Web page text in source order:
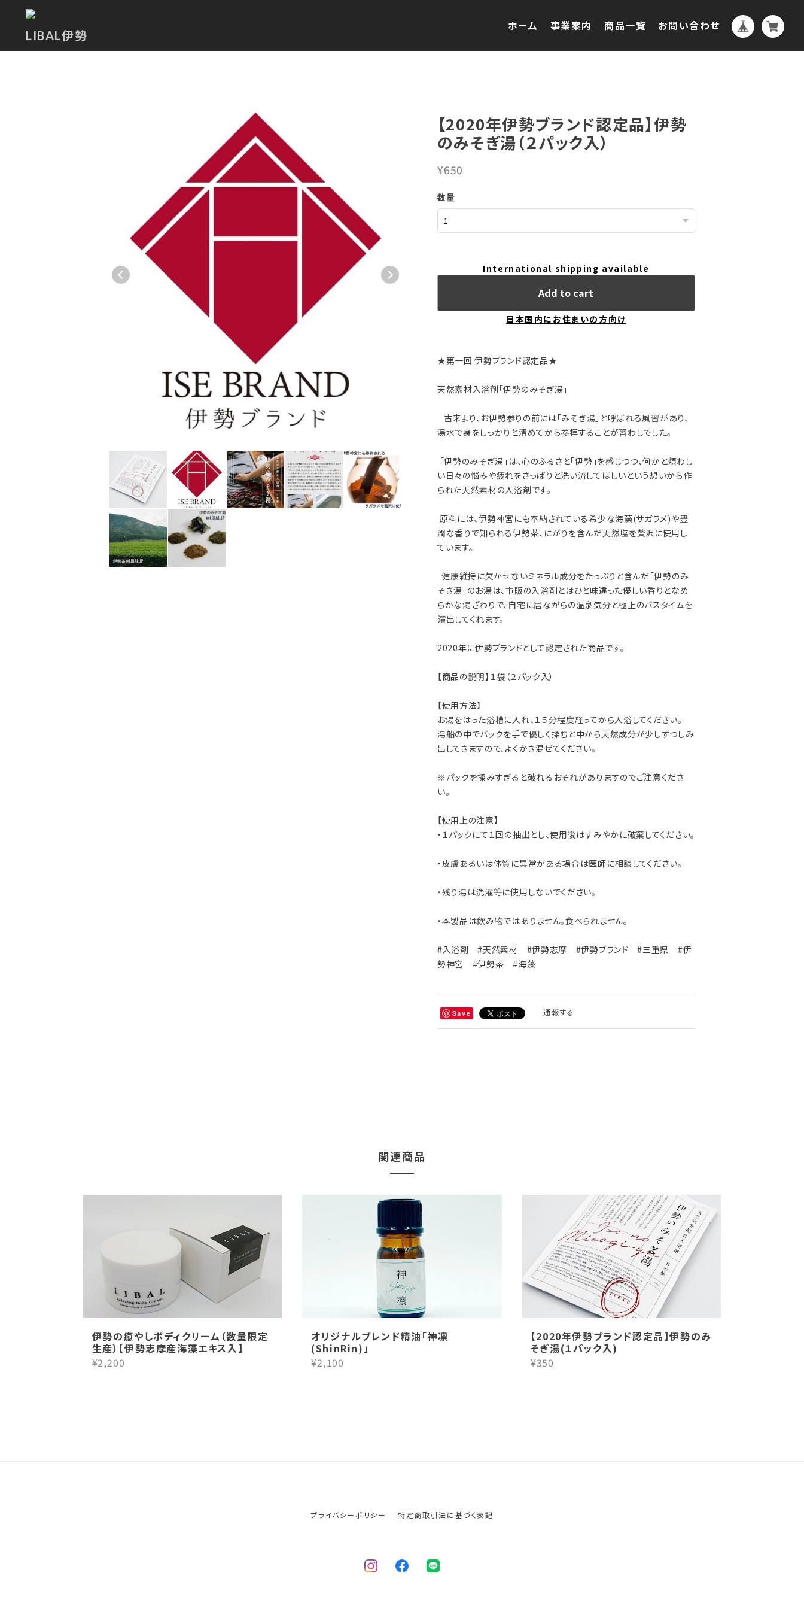
LIBAL伊勢
ホーム 事業案内 商品一覧 お問い合わせ
【2020年伊勢ブランド認定品】伊勢
のみそぎ湯（２パック入）
¥650
数量
International shipping available
Add to cart
日本国内にお住まいの方向け
★第一回 伊勢ブランド認定品★
天然素材入浴剤「伊勢のみそぎ湯」
古来より、お伊勢参りの前には「みそぎ湯」と呼ばれる風習があり、
湯水で身をしっかりと清めてから参拝することが習わしでした。
「伊勢のみそぎ湯」は、心のふるさと「伊勢」を感じつつ、何かと煩わし
い日々の悩みや疲れをさっぱりと洗い流してほしいという想いから作
られた天然素材の入浴剤です。
原料には、伊勢神宮にも奉納されている希少な海藻(サガラメ)や豊
潤な香りで知られる伊勢茶、にがりを含んだ天然塩を贅沢に使用し
ています。
健康維持に欠かせないミネラル成分をたっぷりと含んだ「伊勢のみ
そぎ湯」のお湯は、市販の入浴剤とはひと味違った優しい香りとなめ
らかな湯ざわりで、自宅に居ながらの温泉気分と極上のバスタイムを
演出してくれます。
2020年に伊勢ブランドとして認定された商品です。
【商品の説明】１袋（２パック入）
【使用方法】
お湯をはった浴槽に入れ、１５分程度経ってから入浴してください。
湯船の中でバックを手で優しく揉むと中から天然成分が少しずつしみ
出してきますので、よくかき混ぜてください。
※パックを揉みすぎると破れるおそれがありますのでご注意くださ
い。
【使用上の注意】
・１パックにて１回の抽出とし、使用後はすみやかに破棄してください。
・皮膚あるいは体質に異常がある場合は医師に相談してください。
・残り湯は洗濯等に使用しないでください。
・本製品は飲み物ではありません。食べられません。
#入浴剤 #天然素材 #伊勢志摩 #伊勢ブランド #三重県 #伊
勢神宮 #伊勢茶 #海藻
Save 通報する
関連商品
伊勢の癒やしボディクリーム（数量限定
生産）【伊勢志摩産海藻エキス入】
¥2,200
オリジナルブレンド精油「神凛
(ShinRin)」
¥2,100
【2020年伊勢ブランド認定品】伊勢のみ
そぎ湯(１パック入)
¥350
プライバシーポリシー 特定商取引法に基づく表記